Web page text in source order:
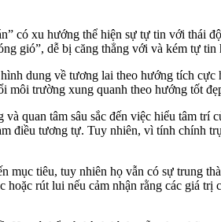
có xu hướng thể hiện sự tự tin với thái
gió”, dễ bị căng thẳng với và kém tự tin
dung về tương lai theo hướng tích
trường xung quanh theo hướng tốt
và quan tâm sâu sắc đến việc hiểu tâm
điều tương tự. Tuy nhiên, vì tính chính
mục tiêu, tuy nhiên họ vẫn có sự trung
rút lui nếu cảm nhận rằng các giá